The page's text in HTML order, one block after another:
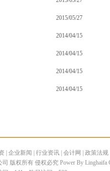
2015/05/27
2014/04/15
2014/04/15
2014/04/15
2014/04/15
企业新闻 行业资讯 会计网 政策法规
版权所有 侵权必究 Power By